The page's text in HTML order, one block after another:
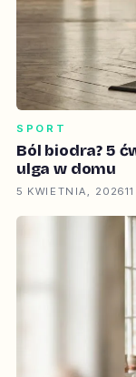
SPORT
Ból biodra? 5
ulga w domu
5 KWIETNIA, 2026